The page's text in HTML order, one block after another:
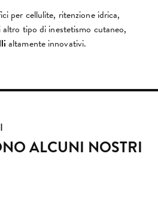
per cellulite, ritenzione idrica,
altro tipo di inestetismo cutaneo,
altamente innovativi.
ALCUNI NOSTRI